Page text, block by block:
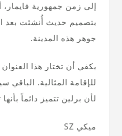
إلى زمن جمهورية
بتصميم حديث أُنشئت بعد
جوهر هذه المدينة.
يكفي أن تختار هذا
للإقامة المثالية. الباقي
لأن برلين تتميز دائماً
ميكي SZ